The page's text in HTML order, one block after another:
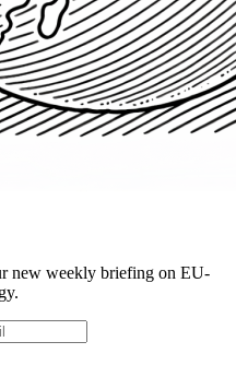
new weekly briefing on EU-